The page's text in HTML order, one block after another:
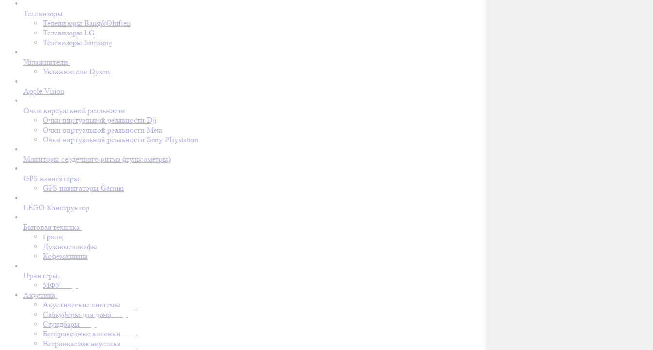
Телевизоры
Телевизоры Bang&Olufsen
Телевизоры LG
Телевизоры Samsung
Увлажнители
Увлажнители Dyson
Apple Vision
Очки виртуальной реальности
Очки виртуальной реальности Dji
Очки виртуальной реальности Meta
Очки виртуальной реальности Sony Playstation
Мониторы сердечного ритма (пульсометры)
GPS навигаторы
GPS навигаторы Garmin
LEGO Конструктор
Бытовая техника
Грили
Духовые шкафы
Кофемашины
Принтеры
МФУ
Акустика
Акустические системы
Сабвуферы для дома
Саундбары
Беспроводные колонки
Встраиваемая акустика